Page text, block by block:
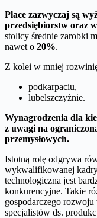
Płace zazwyczaj są
przedsiębiorstw oraz
stolicy średnie zarobki
nawet o 20%.
Z kolei w mniej
podkarpaciu,
lubelszczyźnie.
Wynagrodzenia dla
z uwagi na
przemysłowych.
Istotną rolę odgrywa
wykwalifikowanej
technologiczna jest
konkurencyjne. Takie
gospodarczego
specjalistów ds.